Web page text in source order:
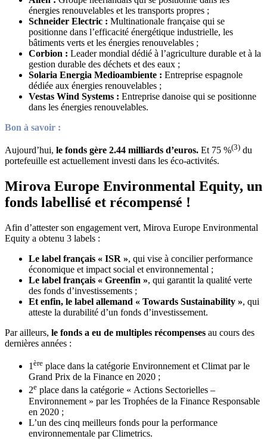
énergies renouvelables et les transports propres ;
Schneider Electric : Multinationale française qui se
positionne dans l’efficacité énergétique industrielle, les
bâtiments verts et les énergies renouvelables ;
Corbion : Leader mondial dédié à l’agriculture durable et à la
gestion durable des déchets et des eaux ;
Solaria Energia Medioambiente : Entreprise espagnole
dédiée aux énergies renouvelables ;
Vestas Wind Systems : Entreprise danoise qui se positionne
dans les énergies renouvelables.
Bon à savoir :
Aujourd’hui, le fonds gère 2.44 milliards d’euros. Et 75 %(3) du
portefeuille est actuellement investi dans les éco-activités.
Mirova Europe Environmental Equity, un
fonds labellisé et récompensé !
Afin d’attester son engagement vert, Mirova Europe Environmental
Equity a obtenu 3 labels :
Le label français « ISR », qui vise à concilier performance
économique et impact social et environnemental ;
Le label français « Greenfin », qui garantit la qualité verte
des fonds d’investissements ;
Et enfin, le label allemand « Towards Sustainability », qui
atteste la durabilité d’un fonds d’investissement.
Par ailleurs, le fonds a eu de multiples récompenses au cours des
dernières années :
1ère place dans la catégorie Environnement et Climat par le
Grand Prix de la Finance en 2020 ;
2e place dans la catégorie « Actions Sectorielles –
Environnement » par les Trophées de la Finance Responsable
en 2020 ;
L’un des cinq meilleurs fonds pour la performance
environnementale par Climetrics.